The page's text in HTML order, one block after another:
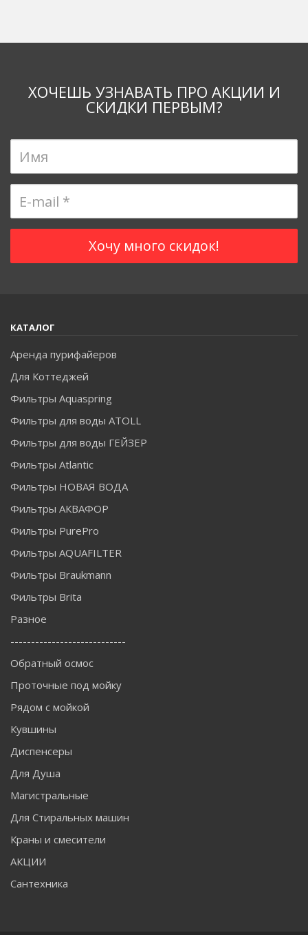
ХОЧЕШЬ УЗНАВАТЬ ПРО АКЦИИ И
СКИДКИ ПЕРВЫМ?
КАТАЛОГ
Аренда пурифайеров
Для Коттеджей
Фильтры Aquaspring
Фильтры для воды ATOLL
Фильтры для воды ГЕЙЗЕР
Фильтры Atlantic
Фильтры НОВАЯ ВОДА
Фильтры АКВАФОР
Фильтры PurePro
Фильтры AQUAFILTER
Фильтры Braukmann
Фильтры Brita
Разное
----------------------------
Обратный осмос
Проточные под мойку
Рядом с мойкой
Кувшины
Диспенсеры
Для Душа
Магистральные
Для Стиральных машин
Краны и смесители
АКЦИИ
Сантехника